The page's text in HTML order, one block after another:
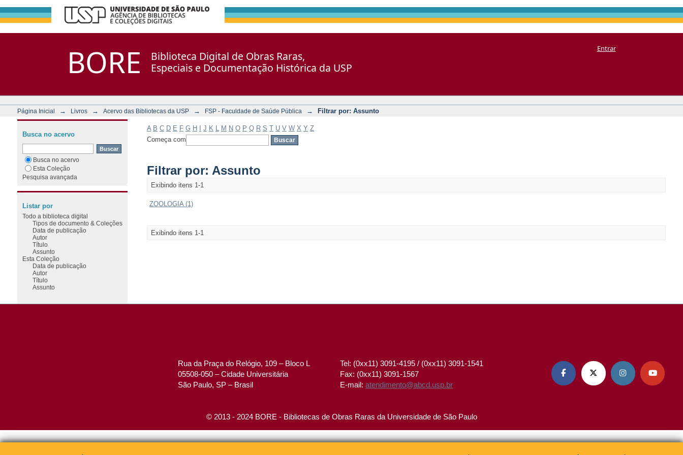
BORE
Biblioteca Digital de Obras Raras,
Especiais e Documentação Histórica da USP
Entrar
Página Inicial → Livros → Acervo das Bibliotecas da USP → FSP - Faculdade de Saúde Pública → Filtrar por: Assunto
A B C D E F G H J K M N O P Q R S T U V W X Y Z
Começa com
Filtrar por: Assunto
Exibindo itens 1-1
ZOOLOGIA (1)
Exibindo itens 1-1
Busca no acervo
Busca no acervo
Esta Coleção
Pesquisa avançada
Listar por
Todo a biblioteca digital
Tipos de documento & Coleções
Data de publicação
Autor
Título
Assunto
Esta Coleção
Data de publicação
Autor
Título
Assunto
Rua da Praça do Relógio, 109 – Bloco L
05508-050 – Cidade Universitária
São Paulo, SP – Brasil
Tel: (0xx11) 3091-4195 / (0xx11) 3091-1541
Fax: (0xx11) 3091-1567
E-mail:atendimento@abcd.usp.br
   
© 2013 - 2024 BORE - Bibliotecas de Obras Raras da Universidade de São Paulo